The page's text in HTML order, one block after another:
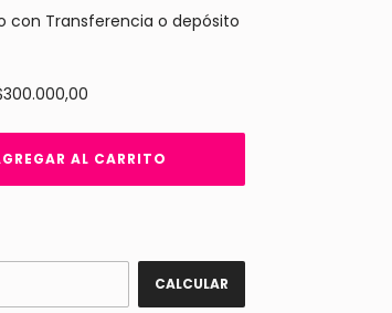
con Transferencia o depósito
CALCULAR